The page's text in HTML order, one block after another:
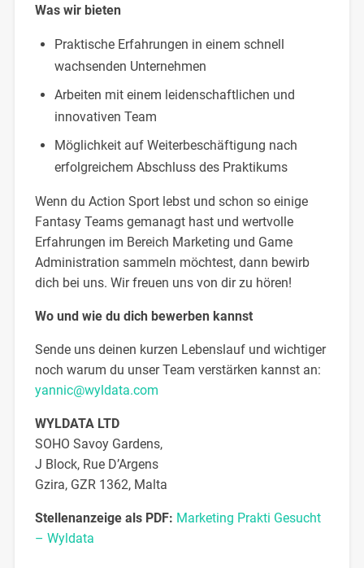
Was wir bieten
Praktische Erfahrungen in einem schnell
wachsenden Unternehmen
Arbeiten mit einem leidenschaftlichen und
innovativen Team
Möglichkeit auf Weiterbeschäftigung nach
erfolgreichem Abschluss des Praktikums
Wenn du Action Sport lebst und schon so einige
Fantasy Teams gemanagt hast und wertvolle
Erfahrungen im Bereich Marketing und Game
Administration sammeln möchtest, dann bewirb
dich bei uns. Wir freuen uns von dir zu hören!
Wo und wie du dich bewerben kannst
Sende uns deinen kurzen Lebenslauf und wichtiger
noch warum du unser Team verstärken kannst an:
yannic@wyldata.com
WYLDATA LTD
SOHO Savoy Gardens,
J Block, Rue D’Argens
Gzira, GZR 1362, Malta
Stellenanzeige als PDF: Marketing Prakti Gesucht
– Wyldata